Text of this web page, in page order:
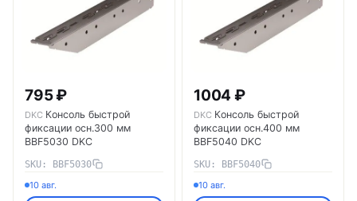
795 ₽
DKC Консоль быстрой
фиксации осн.300 мм
BBF5030 DKC
SKU: BBF5030
10 авг.
1004 ₽
DKC Консоль быстрой
фиксации осн.400 мм
BBF5040 DKC
SKU: BBF5040
10 авг.